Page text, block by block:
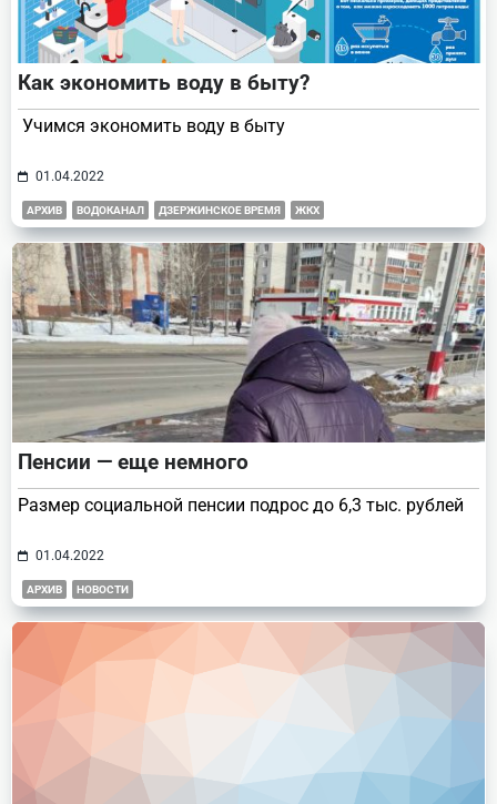
Как экономить воду в быту?
Учимся экономить воду в быту
01.04.2022
АРХИВ ВОДОКАНАЛ ДЗЕРЖИНСКОЕ ВРЕМЯ ЖКХ
Пенсии — еще немного
Размер социальной пенсии подрос до 6,3 тыс. рублей
01.04.2022
АРХИВ НОВОСТИ